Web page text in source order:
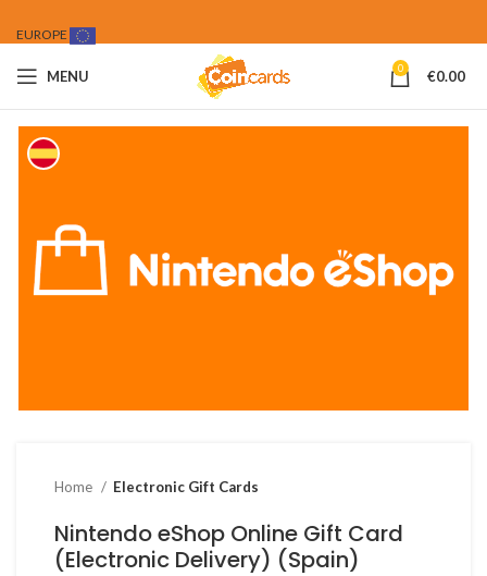
EUROPE
MENU 0 €0.00
Home Electronic Gift Cards
Nintendo eShop Online Gift Card
(Electronic Delivery) (Spain)